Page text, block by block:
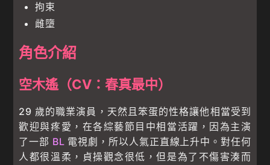
拘束
雌墮
角色介紹
空木遙（CV：春真最中）
29 歲的職業演員，天然且笨蛋的性格讓他相當受到
歡迎與疼愛，在各綜藝節目中相當活躍，因為主演
了一部 BL 電視劇，所以人氣正直線上升中。對任何
人都很溫柔，貞操觀念很低，但是為了不傷害湊而